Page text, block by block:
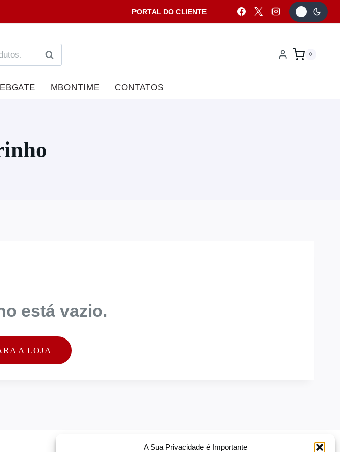
A Sua Privacidade é Importante
PORTAL DO CLIENTE
PESQUISA 0
MBONTIME CONTATOS
está vazio.
A LOJA